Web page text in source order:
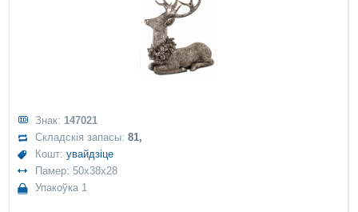
Знак: 147021
Складскія запасы:81,
Кошт:увайдзіце
Памер: 50x38x28
Упакоўка 1